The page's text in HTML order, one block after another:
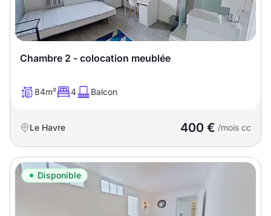
Chambre 2 - colocation meublée
84m² 4 Balcon
Le Havre 400 € /mois cc
Disponible